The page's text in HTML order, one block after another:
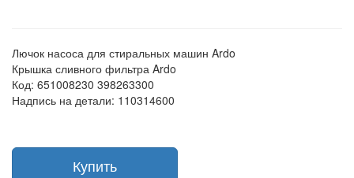
Лючок насоса для стиральных машин Ardo
Крышка сливного фильтра Ardo
Код: 651008230 398263300
Надпись на детали: 110314600